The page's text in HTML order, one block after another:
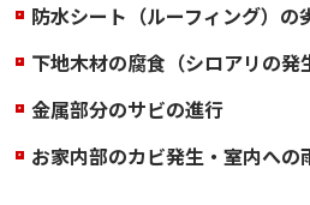
防水シート（ルーフィング）の
下地木材の腐食（シロアリの発
金属部分のサビの進行
お家内部のカビ発生・室内への